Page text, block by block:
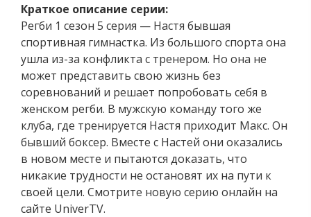
Краткое описание серии:
Регби 1 сезон 5 серия — Настя бывшая
спортивная гимнастка. Из большого спорта она
ушла из-за конфликта с тренером. Но она не
может представить свою жизнь без
соревнований и решает попробовать себя в
женском регби. В мужскую команду того же
клуба, где тренируется Настя приходит Макс. Он
бывший боксер. Вместе с Настей они оказались
в новом месте и пытаются доказать, что
никакие трудности не остановят их на пути к
своей цели. Смотрите новую серию онлайн на
сайте UniverTV.